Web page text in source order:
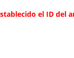
el ID del